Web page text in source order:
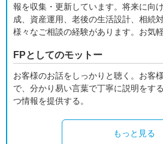
報を収集・更新しています。将来に向
成、資産運用、老後の生活設計、相続
様々なご相談の経験があります。お気
FPとしてのモットー
お客様のお話をしっかりと聴く。お客
で、分かり易い言葉で丁寧に説明をす
つ情報を提供する。
もっと見る